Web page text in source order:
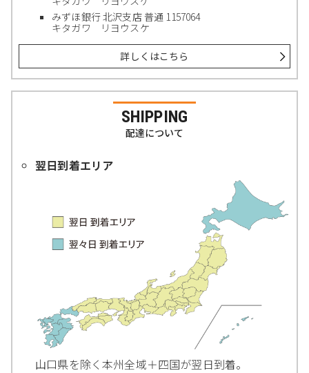
みずほ銀行 北沢支店 普通 1157064
キタガワ リヨウスケ
詳しくはこちら
SHIPPING
配達について
翌日到着エリア
山口県を除く本州全域＋四国が翌日到着。